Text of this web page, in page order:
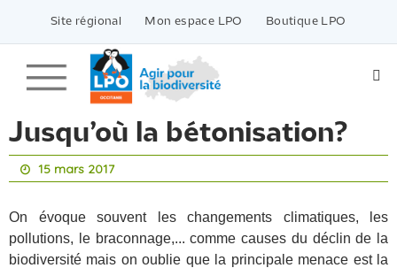
contenu
Site régional Mon espace LPO Boutique LPO
Jusqu’où la bétonisation?
15 mars 2017
On évoque souvent les changements climatiques, les
pollutions, le braconnage,... comme causes du déclin de la
biodiversité mais on oublie que la principale menace est la